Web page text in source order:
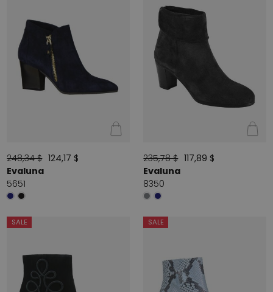
248,34 $ 124,17 $
Evaluna
5651
235,78 $ 117,89 $
Evaluna
8350
SALE SALE